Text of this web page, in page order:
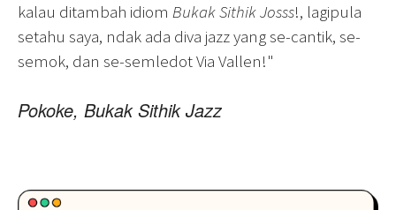
kalau ditambah idiom Bukak Sithik Josss!, lagipula
setahu saya, ndak ada diva jazz yang se-cantik, se-
semok, dan se-semledot Via Vallen!"
Pokoke, Bukak Sithik Jazz